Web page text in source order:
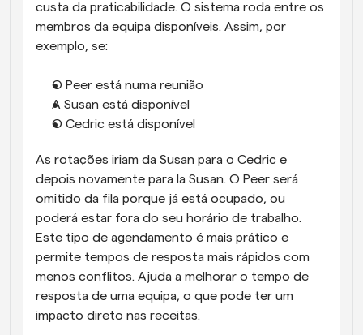
custa da praticabilidade. O sistema roda entre os
membros da equipa disponíveis. Assim, por
exemplo, se:
O Peer está numa reunião
A Susan está disponível
O Cedric está disponível
As rotações iriam da Susan para o Cedric e
depois novamente para la Susan. O Peer será
omitido da fila porque já está ocupado, ou
poderá estar fora do seu horário de trabalho.
Este tipo de agendamento é mais prático e
permite tempos de resposta mais rápidos com
menos conflitos. Ajuda a melhorar o tempo de
resposta de uma equipa, o que pode ter um
impacto direto nas receitas.